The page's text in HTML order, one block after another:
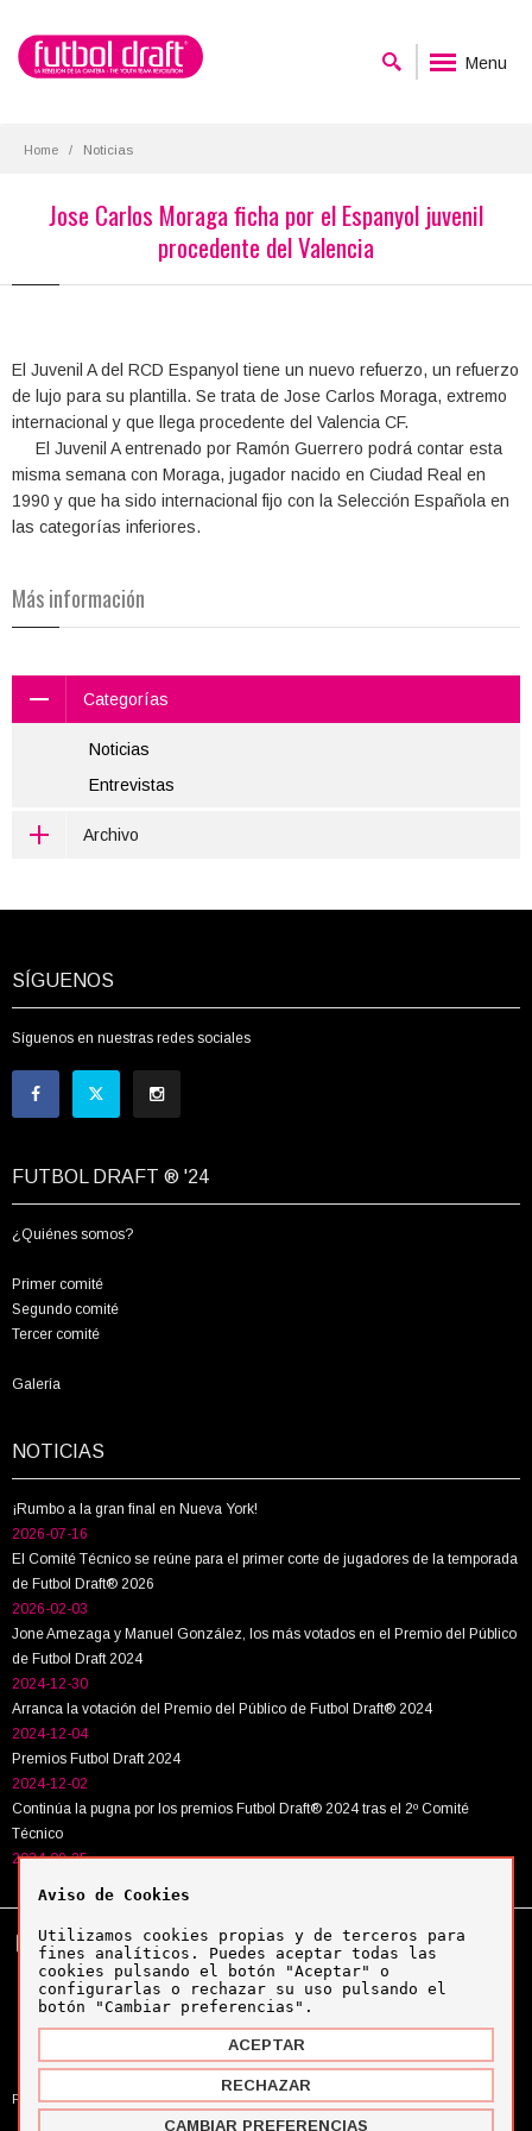
Menu
Home Noticias
Jose Carlos Moraga ficha por el Espanyol juvenil
procedente del Valencia
El Juvenil A del RCD Espanyol tiene un nuevo refuerzo, un refuerzo
de lujo para su plantilla. Se trata de Jose Carlos Moraga, extremo
internacional y que llega procedente del Valencia CF.
El Juvenil A entrenado por Ramón Guerrero podrá contar esta
misma semana con Moraga, jugador nacido en Ciudad Real en
1990 y que ha sido internacional fijo con la Selección Española en
las categorías inferiores.
Más información
Categorías
Noticias
Entrevistas
Archivo
SÍGUENOS
Síguenos en nuestras redes sociales
FUTBOL DRAFT ® '24
¿Quiénes somos?
Primer comité
Segundo comité
Tercer comité
Galería
NOTICIAS
¡Rumbo a la gran final en Nueva York!
2026-07-16
El Comité Técnico se reúne para el primer corte de jugadores de la temporada
de Futbol Draft® 2026
2026-02-03
Jone Amezaga y Manuel González, los más votados en el Premio del Público
de Futbol Draft 2024
2024-12-30
Arranca la votación del Premio del Público de Futbol Draft® 2024
2024-12-04
Premios Futbol Draft 2024
2024-12-02
Continúa la pugna por los premios Futbol Draft® 2024 tras el 2º Comité
Técnico
2024-09-25
Tel: +34 943 63 40 63
Política de cookies
Política de privacidad
Aviso legal
Copyright © Futbol Draft 2024
Powered byMYFOCUS
Aviso de Cookies
Utilizamos cookies propias y de terceros para
fines analíticos. Puedes aceptar todas las
cookies pulsando el botón "Aceptar" o
configurarlas o rechazar su uso pulsando el
botón "Cambiar preferencias".
ACEPTAR
RECHAZAR
CAMBIAR PREFERENCIAS